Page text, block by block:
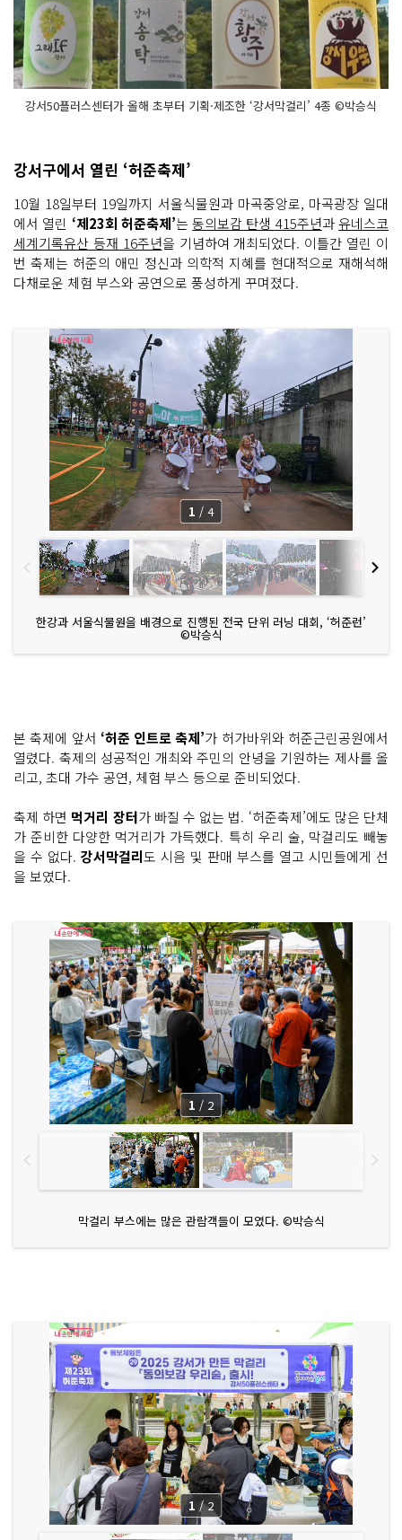
강서50플러스센터가 올해 초부터 기획·제조한 ‘강서막걸리’ 4종 ©박승식
강서구에서 열린 ‘허준축제’
10월 18일부터 19일까지 서울식물원과 마곡중앙로, 마곡광장 일대
에서 열린 ‘제23회 허준축제’는동의보감 탄생 415주년과유네스코
세계기록유산 등재 16주년을 기념하여 개최되었다. 이틀간 열린 이
번 축제는 허준의 애민 정신과 의학적 지혜를 현대적으로 재해석해
다채로운 체험 부스와 공연으로 풍성하게 꾸며졌다.
한강과 서울식물원을 배경으로 진행된 전국 단위 러닝 대회, ‘허준런’
©박승식
1 / 4
본 축제에 앞서 ‘허준 인트로 축제’가 허가바위와 허준근린공원에서
열렸다. 축제의 성공적인 개최와 주민의 안녕을 기원하는 제사를 올
리고, 초대 가수 공연, 체험 부스 등으로 준비되었다.
축제 하면 먹거리 장터가 빠질 수 없는 법. ‘허준축제’에도 많은 단체
가 준비한 다양한 먹거리가 가득했다. 특히 우리 술, 막걸리도 빼놓
을 수 없다. 강서막걸리도 시음 및 판매 부스를 열고 시민들에게 선
을 보였다.
막걸리 부스에는 많은 관람객들이 모였다. ©박승식
1 / 2
1 / 2